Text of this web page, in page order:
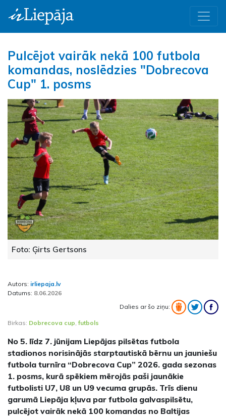
Pulcējot vairāk nekā 100 futbola
komandas, noslēdzies "Dobrecova
Cup" 1. posms
Foto: Ģirts Gertsons
Autors: irliepaja.lv
Datums: 8.06.2026
Dalies ar šo ziņu:
Birkas: Dobrecova cup,futbols
No 5. līdz 7. jūnijam Liepājas pilsētas futbola
stadionos norisinājās starptautiskā bērnu un jauniešu
futbola turnīra “Dobrecova Cup” 2026. gada sezonas
1. posms, kurā spēkiem mērojās paši jaunākie
futbolisti U7, U8 un U9 vecuma grupās. Trīs dienu
garumā Liepāja kļuva par futbola galvaspilsētu,
pulcējot vairāk nekā 100 komandas no Baltijas